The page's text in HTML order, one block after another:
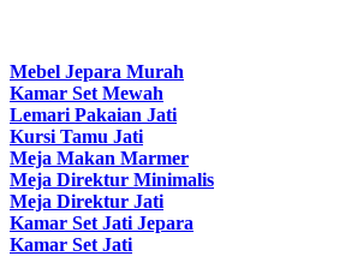
Mebel Jepara Murah
Kamar Set Mewah
Lemari Pakaian Jati
Kursi Tamu Jati
Meja Makan Marmer
Meja Direktur Minimalis
Meja Direktur Jati
Kamar Set Jati Jepara
Kamar Set Jati